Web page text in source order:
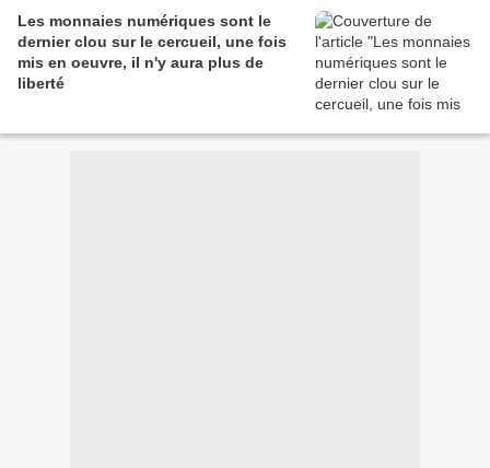
Les monnaies numériques sont le
dernier clou sur le cercueil, une fois
mis en oeuvre, il n'y aura plus de
liberté